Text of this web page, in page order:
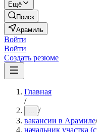
Ещё
Поиск
Арамиль
Войти
Войти
Создать резюме
Главная
/
... /
вакансии в Арамиле/
начальник участка